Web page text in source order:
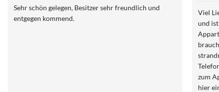
Sehr schön gelegen, Besitzer sehr freundlich und
entgegen kommend.
Viel
und
zum
hier